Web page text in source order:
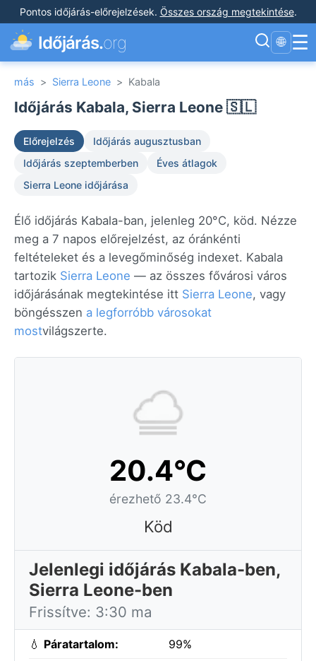
Pontos időjárás-előrejelzések. Összes ország megtekintése.
Időjárás.org 🌐 ☰
más > Sierra Leone > Kabala
Időjárás Kabala, Sierra Leone 🇸🇱
Előrejelzés
Időjárás augusztusban
Időjárás szeptemberben
Éves átlagok
Sierra Leone időjárása
Élő időjárás Kabala-ban, jelenleg 20°C, köd. Nézze
meg a 7 napos előrejelzést, az óránkénti
feltételeket és a levegőminőség indexet. Kabala
tartozik Sierra Leone — az összes fővárosi város
időjárásának megtekintése itt Sierra Leone, vagy
böngésszen a legforróbb városokat
mostvilágszerte.
20.4°C
érezhető 23.4°C
Köd
Jelenlegi időjárás Kabala-ben,
Sierra Leone-ben
Frissítve: 3:30 ma
💧 Páratartalom: 99%